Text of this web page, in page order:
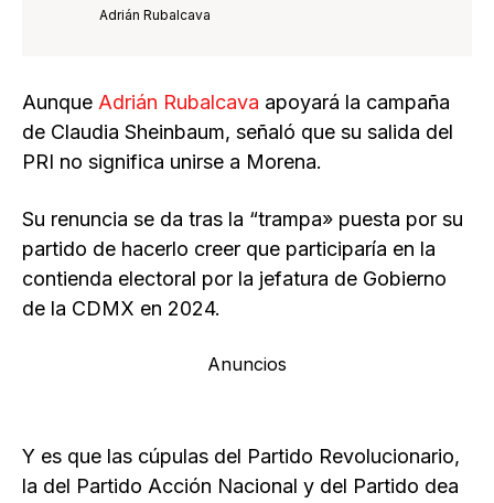
Adrián Rubalcava
Aunque Adrián Rubalcava apoyará la campaña
de Claudia Sheinbaum, señaló que su salida del
PRI no significa unirse a Morena.
Su renuncia se da tras la “trampa» puesta por su
partido de hacerlo creer que participaría en la
contienda electoral por la jefatura de Gobierno
de la CDMX en 2024.
Anuncios
Y es que las cúpulas del Partido Revolucionario,
la del Partido Acción Nacional y del Partido dea